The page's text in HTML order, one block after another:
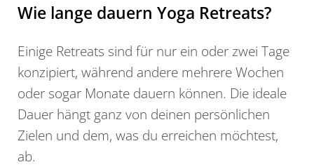
Wie lange dauern Yoga Retreats?
Einige Retreats sind für nur ein oder zwei Tage
konzipiert, während andere mehrere Wochen
oder sogar Monate dauern können. Die ideale
Dauer hängt ganz von deinen persönlichen
Zielen und dem, was du erreichen möchtest,
ab.